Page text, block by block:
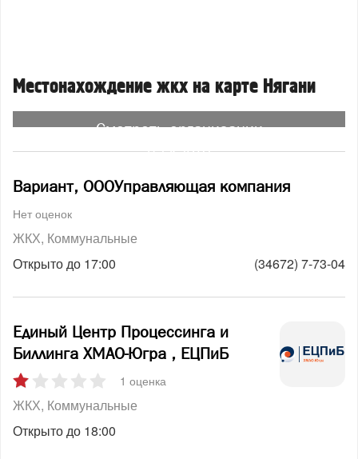
Местонахождение жкх на карте Нягани
Смотреть организации
на карте
Вариант, ОООУправляющая компания
Нет оценок
ЖКХ Коммунальные
Открыто до 17:00
(34672) 7-73-04
Единый Центр Процессинга и
Биллинга ХМАО-Югра , ЕЦПиБ
1 оценка
ЖКХ Коммунальные
Открыто до 18:00